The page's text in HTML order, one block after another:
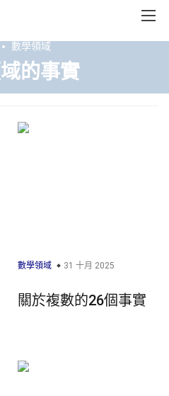
數學領域
的事實
數學領域 31 十月 2025
關於複數的26個事實